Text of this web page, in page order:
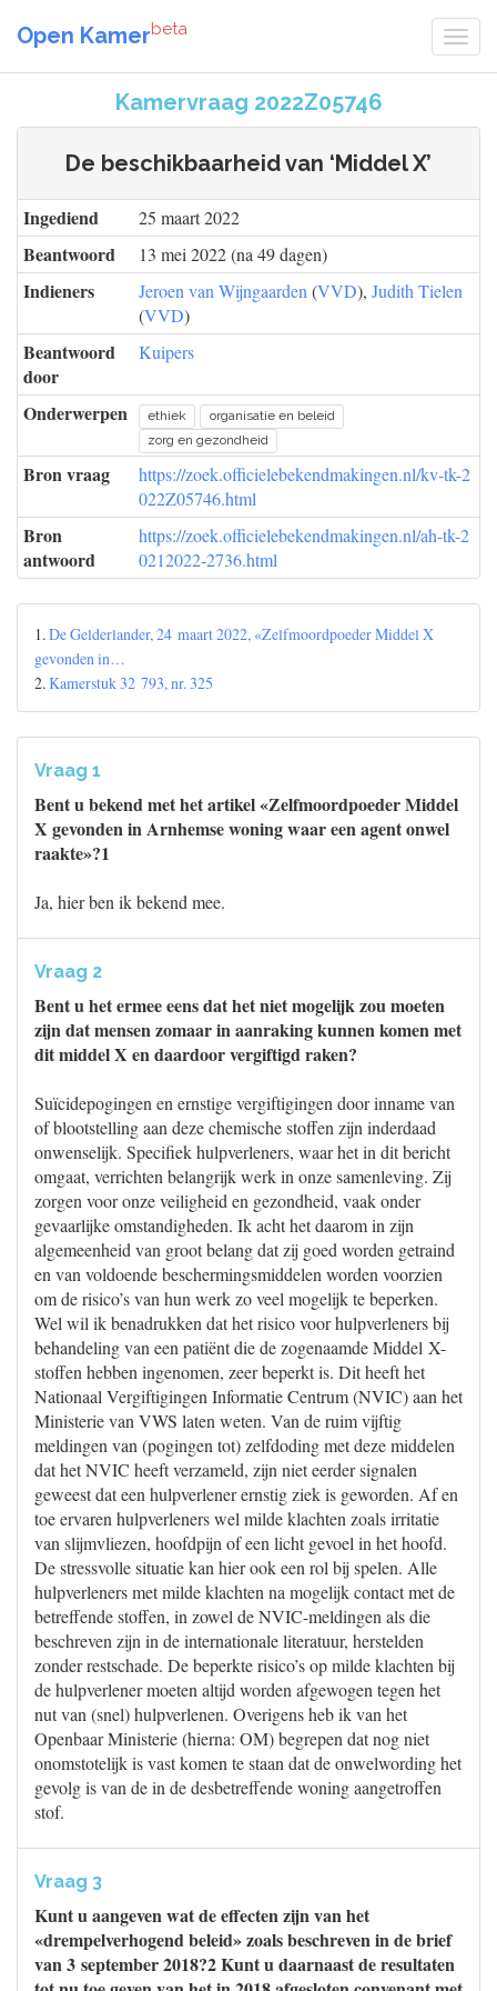
Open Kamerbeta
Kamervraag 2022Z05746
De beschikbaarheid van ‘Middel X’
Ingediend 25 maart 2022
Beantwoord 13 mei 2022 (na 49 dagen)
Indieners Jeroen van Wijngaarden (VVD), Judith Tielen
(VVD)
Beantwoord
door
Kuipers
Onderwerpen ethiek
organisatie en beleid
zorg en gezondheid
Bron vraag
https://zoek.officielebekendmakingen.nl/kv-tk-2
022Z05746.html
Bron
antwoord
https://zoek.officielebekendmakingen.nl/ah-tk-2
0212022-2736.html
1.De Gelderlander, 24 maart 2022, «Zelfmoordpoeder Middel X
gevonden in…
2.Kamerstuk 32 793, nr. 325
Vraag 1
Bent u bekend met het artikel «Zelfmoordpoeder Middel
X gevonden in Arnhemse woning waar een agent onwel
raakte»?1
Ja, hier ben ik bekend mee.
Vraag 2
Bent u het ermee eens dat het niet mogelijk zou moeten
zijn dat mensen zomaar in aanraking kunnen komen met
dit middel X en daardoor vergiftigd raken?
Suïcidepogingen en ernstige vergiftigingen door inname van
of blootstelling aan deze chemische stoffen zijn inderdaad
onwenselijk. Specifiek hulpverleners, waar het in dit bericht
omgaat, verrichten belangrijk werk in onze samenleving. Zij
zorgen voor onze veiligheid en gezondheid, vaak onder
gevaarlijke omstandigheden. Ik acht het daarom in zijn
algemeenheid van groot belang dat zij goed worden getraind
en van voldoende beschermingsmiddelen worden voorzien
om de risico’s van hun werk zo veel mogelijk te beperken.
Wel wil ik benadrukken dat het risico voor hulpverleners bij
behandeling van een patiënt die de zogenaamde Middel X-
stoffen hebben ingenomen, zeer beperkt is. Dit heeft het
Nationaal Vergiftigingen Informatie Centrum (NVIC) aan het
Ministerie van VWS laten weten. Van de ruim vijftig
meldingen van (pogingen tot) zelfdoding met deze middelen
dat het NVIC heeft verzameld, zijn niet eerder signalen
geweest dat een hulpverlener ernstig ziek is geworden. Af en
toe ervaren hulpverleners wel milde klachten zoals irritatie
van slijmvliezen, hoofdpijn of een licht gevoel in het hoofd.
De stressvolle situatie kan hier ook een rol bij spelen. Alle
hulpverleners met milde klachten na mogelijk contact met de
betreffende stoffen, in zowel de NVIC-meldingen als die
beschreven zijn in de internationale literatuur, herstelden
zonder restschade. De beperkte risico’s op milde klachten bij
de hulpverlener moeten altijd worden afgewogen tegen het
nut van (snel) hulpverlenen. Overigens heb ik van het
Openbaar Ministerie (hierna: OM) begrepen dat nog niet
onomstotelijk is vast komen te staan dat de onwelwording het
gevolg is van de in de desbetreffende woning aangetroffen
stof.
Vraag 3
Kunt u aangeven wat de effecten zijn van het
«drempelverhogend beleid» zoals beschreven in de brief
van 3 september 2018?2 Kunt u daarnaast de resultaten